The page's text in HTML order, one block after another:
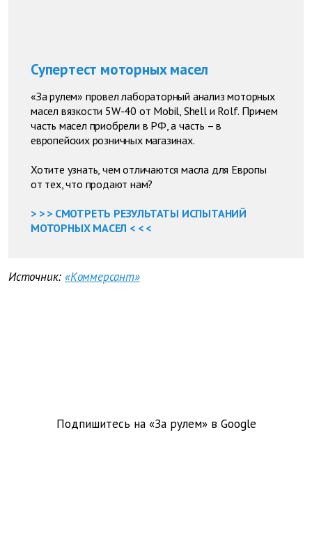
Супертест моторных масел
«За рулем» провел лабораторный анализ моторных
масел вязкости 5W-40 от Mobil, Shell и Rolf. Причем
часть масел приобрели в РФ, а часть – в
европейских розничных магазинах.
Хотите узнать, чем отличаются масла для Европы
от тех, что продают нам?
> > > СМОТРЕТЬ РЕЗУЛЬТАТЫ ИСПЫТАНИЙ
МОТОРНЫХ МАСЕЛ < < <
Источник: «Коммерсант»
Подпишитесь на «За рулем» в Google